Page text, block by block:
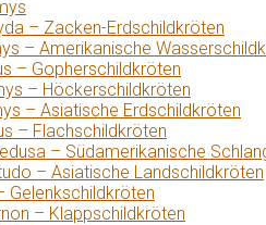
– Zacken-Erdschildkröten
– Amerikanische
– Gopherschildkröten
– Höckerschildkröten
– Asiatische Erdschildkröten
– Flachschildkröten
– Südamerikanische
– Asiatische Landschildkröten
Gelenkschildkröten
– Klappschildkröten